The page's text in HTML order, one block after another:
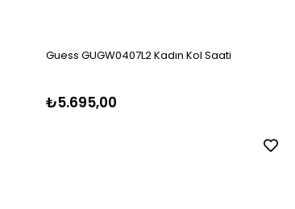
Guess GUGW0407L2 Kadın Kol Saati
₺5.695,00